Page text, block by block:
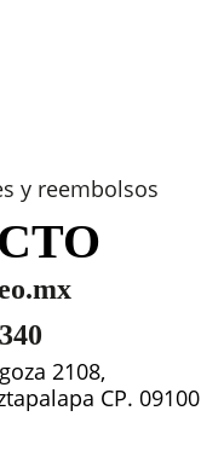
y reembolsos
2108,
CP. 09100